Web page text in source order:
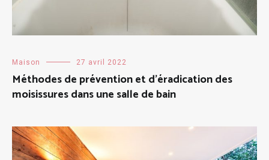
Maison 27 avril 2022
Méthodes de prévention et d’éradication des
moisissures dans une salle de bain